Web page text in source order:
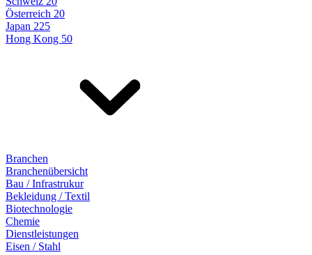
Österreich 20
Japan 225
Hong Kong 50
Branchen
Branchenübersicht
Bau / Infrastrukur
Bekleidung / Textil
Biotechnologie
Chemie
Dienstleistungen
Eisen / Stahl